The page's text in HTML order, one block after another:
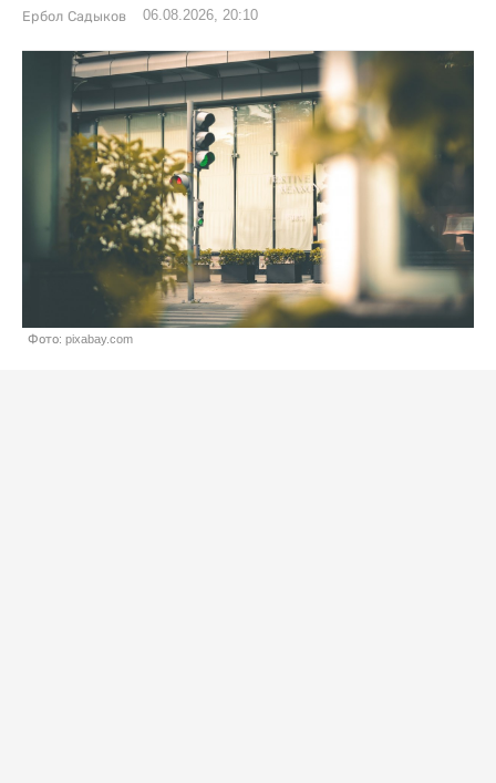
Ербол Садыков 06.08.2026, 20:10
Фото: pixabay.com